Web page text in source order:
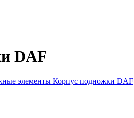
DAF
элементы Корпус подножки DAF